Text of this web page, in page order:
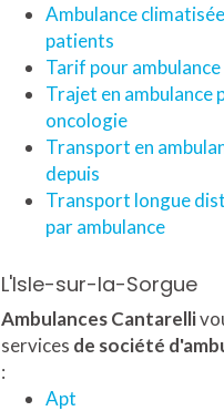
Ambulance
patients
Tarif pour
Trajet en ambulance
oncologie
Transport en
depuis
Transport longue
par ambulance
L'Isle-sur-la-Sorgue
Ambulances Cantarelli
services de société
:
Apt